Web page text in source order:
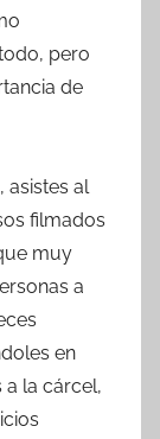
pero
de
asistes al
filmados
muy
a
en
a la cárcel,